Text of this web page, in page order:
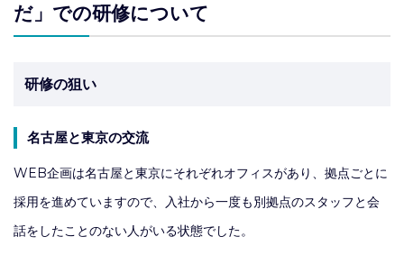
だ」での研修について
研修の狙い
名古屋と東京の交流
WEB企画は名古屋と東京にそれぞれオフィスがあり、拠点ごとに
採用を進めていますので、入社から一度も別拠点のスタッフと会
話をしたことのない人がいる状態でした。